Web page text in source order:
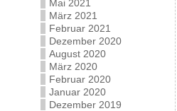
Mai 2021
März 2021
Februar 2021
Dezember 2020
August 2020
März 2020
Februar 2020
Januar 2020
Dezember 2019